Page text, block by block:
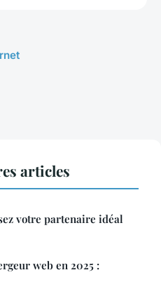
articles
votre partenaire idéal
web en 2025 :